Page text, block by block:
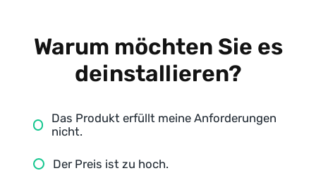
Warum möchten Sie es
deinstallieren?
Das Produkt erfüllt meine Anforderungen
nicht.
Der Preis ist zu hoch.